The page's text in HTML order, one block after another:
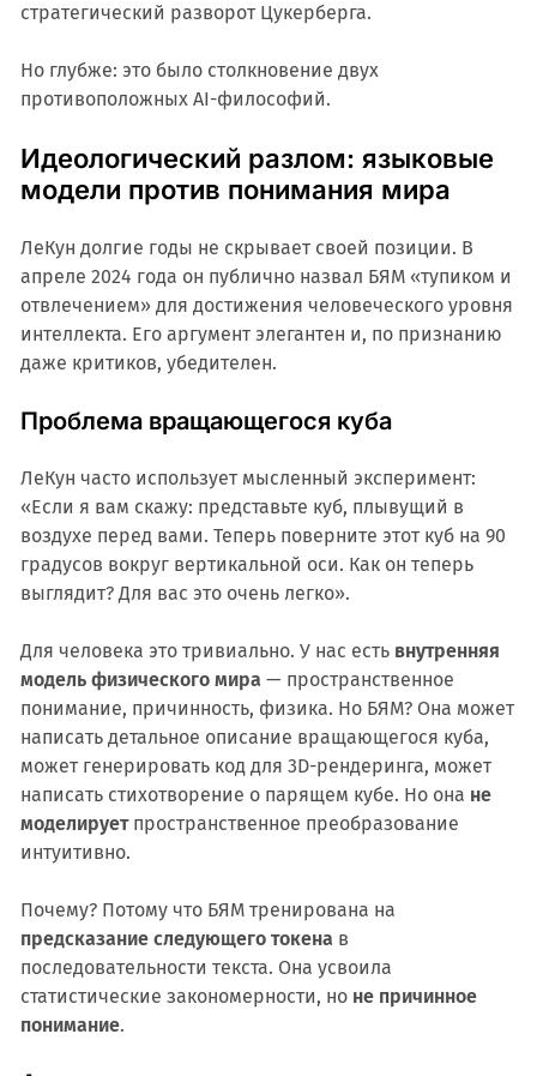
стратегический разворот Цукерберга.
Но глубже: это было столкновение двух
противоположных AI-философий.
Идеологический разлом: языковые
модели против понимания мира
ЛеКун долгие годы не скрывает своей позиции. В
апреле 2024 года он публично назвал БЯМ «тупиком и
отвлечением» для достижения человеческого уровня
интеллекта. Его аргумент элегантен и, по признанию
даже критиков, убедителен.
Проблема вращающегося куба
ЛеКун часто использует мысленный эксперимент:
«Если я вам скажу: представьте куб, плывущий в
воздухе перед вами. Теперь поверните этот куб на 90
градусов вокруг вертикальной оси. Как он теперь
выглядит? Для вас это очень легко».
Для человека это тривиально. У нас есть внутренняя
модель физического мира — пространственное
понимание, причинность, физика. Но БЯМ? Она может
написать детальное описание вращающегося куба,
может генерировать код для 3D-рендеринга, может
написать стихотворение о парящем кубе. Но она не
моделируетпространственное преобразование
интуитивно.
Почему? Потому что БЯМ тренирована на
предсказание следующего токена в
последовательности текста. Она усвоила
статистические закономерности, но не причинное
понимание.